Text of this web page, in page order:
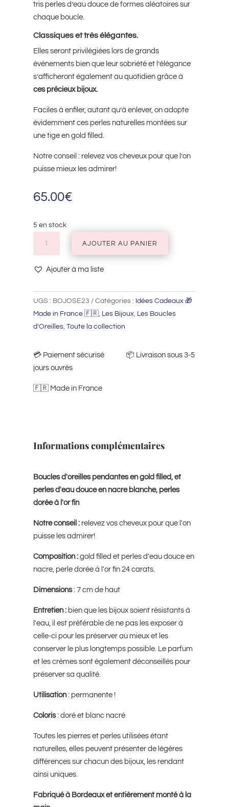
tris perles d’eau douce de formes aléatoires sur
chaque boucle.
Classiques et très élégantes.
Elles seront privilégiées lors de grands
évènements bien que leur sobriété et l’élégance
s’afficheront également au quotidien grâce à
ces précieux bijoux.
Faciles à enfiler, autant qu’à enlever, on adopte
évidemment ces perles naturelles montées sur
une tige en gold filled.
Notre conseil : relevez vos cheveux pour que l’on
puisse mieux les admirer!
65.00€
5 en stock
d'Oreilles
AJOUTER AU PANIER
Ajouter à ma liste
UGS : BOJOSE23 Catégories : Idées Cadeaux 🎁
Made in France 🇫🇷, Les Bijoux, Les Boucles
d'Oreilles, Toute la collection
💳​ Paiement sécurisé 📦​ Livraison sous 3-5
jours ouvrés
🇫🇷 Made in France
Informations complémentaires
Boucles d'oreilles pendantes en gold filled, et
perles d'eau douce en nacre blanche, perles
dorée à l'or fin
Notre conseil :relevez vos cheveux pour que l'on
puisse les admirer!
Composition : gold filled et perles d'eau douce en
nacre, perle dorée à l'or fin 24 carats.
Dimensions: 7 cm de haut
Entretien :bien que les bijoux soient résistants à
l'eau, il est préférable de ne pas les exposer à
celle-ci pour les préserver au mieux et les
conserver le plus longtemps possible. Le parfum
et les crèmes sont également déconseillés pour
préserver sa qualité.
Utilisation: permanente !
Coloris: doré et blanc nacré
Toutes les pierres et perles utilisées étant
naturelles, elles peuvent présenter de légères
différences sur chacun des bijoux, les rendant
ainsi uniques.
Fabriqué à Bordeaux et entièrement monté à la